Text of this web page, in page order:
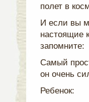
полет в
И если вы
настоящие
запомните:
Самый
он очень
Ребенок: